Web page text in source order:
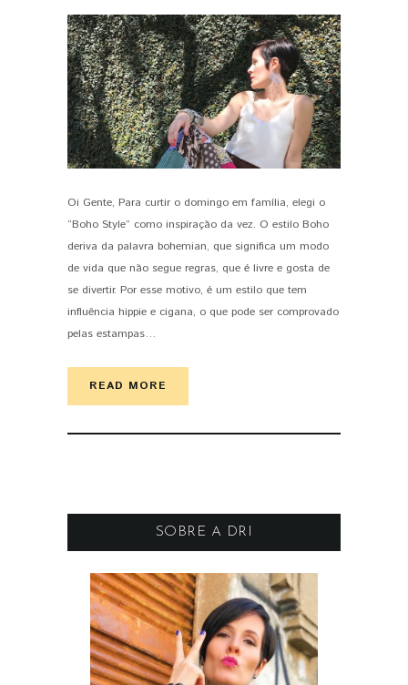
PIN IT
Oi Gente, Para curtir o domingo em família, elegi o
“Boho Style” como inspiração da vez. O estilo Boho
deriva da palavra bohemian, que significa um modo
de vida que não segue regras, que é livre e gosta de
se divertir. Por esse motivo, é um estilo que tem
influência hippie e cigana, o que pode ser comprovado
pelas estampas…
READ MORE
SOBRE A DRI